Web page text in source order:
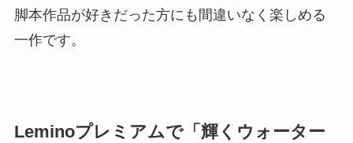
脚本作品が好きだった方にも間違いなく楽しめる
一作です。
Leminoプレミアムで「輝くウォーター